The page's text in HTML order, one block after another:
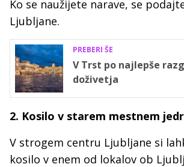
Ko se naužijete narave, se
Ljubljane.
PREBERI ŠE
V Trst po najlepše
doživetja
2. Kosilo v starem mestnem
V strogem centru Ljubljane si
kosilo v enem od lokalov ob